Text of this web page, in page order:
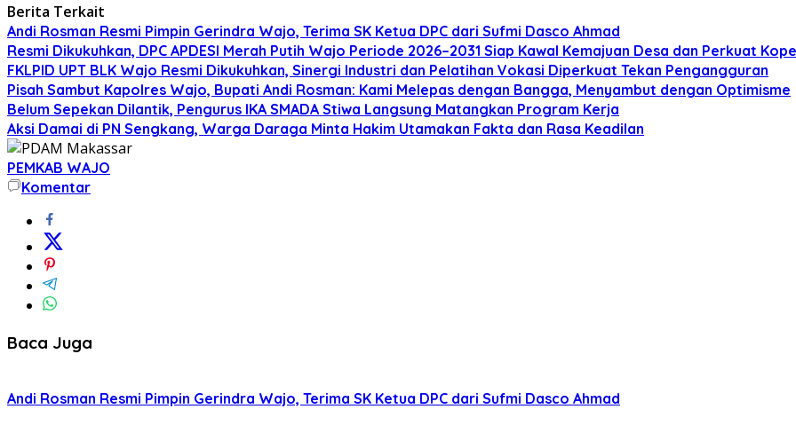
Berita Terkait
Andi Rosman Resmi Pimpin Gerindra Wajo, Terima SK Ketua DPC dari Sufmi Dasco Ahmad
Resmi Dikukuhkan, DPC APDESI Merah Putih Wajo Periode 2026–2031 Siap Kawal Kemajuan Desa dan Perkuat
FKLPID UPT BLK Wajo Resmi Dikukuhkan, Sinergi Industri dan Pelatihan Vokasi Diperkuat Tekan Pengangguran
Pisah Sambut Kapolres Wajo, Bupati Andi Rosman: Kami Melepas dengan Bangga, Menyambut dengan Optimisme
Belum Sepekan Dilantik, Pengurus IKA SMADA Stiwa Langsung Matangkan Program Kerja
Aksi Damai di PN Sengkang, Warga Daraga Minta Hakim Utamakan Fakta dan Rasa Keadilan
PEMKAB WAJO
Komentar
Baca Juga
Andi Rosman Resmi Pimpin Gerindra Wajo, Terima SK Ketua DPC dari Sufmi Dasco Ahmad